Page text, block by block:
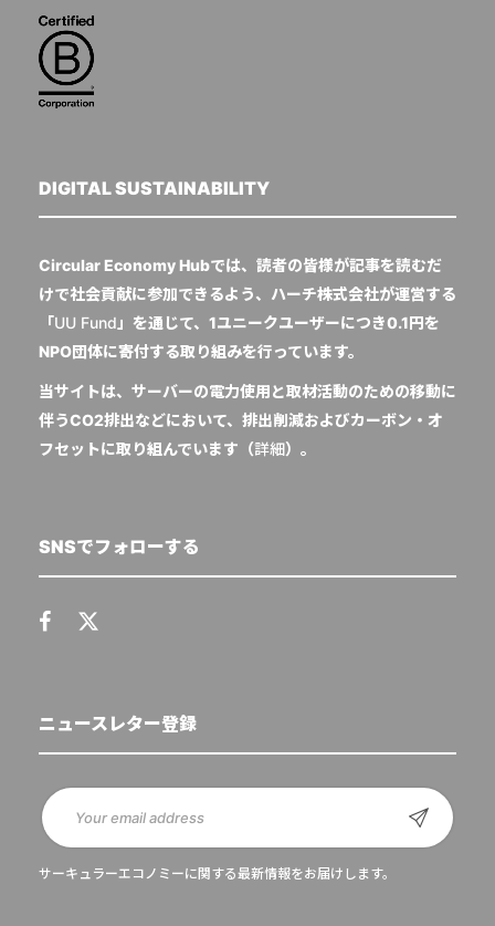
DIGITAL SUSTAINABILITY
Circular Economy Hubでは、読者の皆様が記事を読むだ
けで社会貢献に参加できるよう、ハーチ株式会社が運営する
「UU Fund 」を通じて、1ユニークユーザーにつき0.1円を
NPO団体に寄付する取り組みを行っています。
当サイトは、サーバーの電力使用と取材活動のための移動に
伴うCO2排出などにおいて、排出削減およびカーボン・オ
フセットに取り組んでいます（詳細）。
SNSでフォローする
ニュースレター登録
サーキュラーエコノミーに関する最新情報をお届けします。